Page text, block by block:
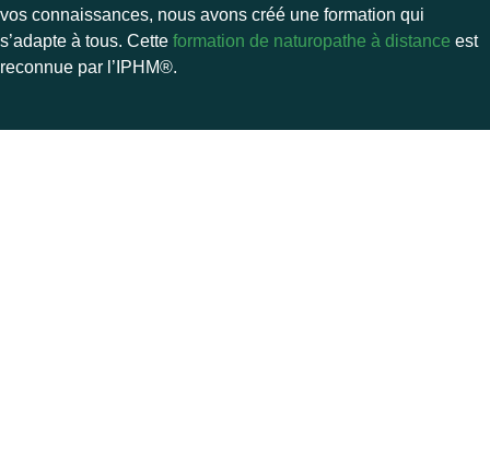
vos connaissances, nous avons créé une formation qui
s’adapte à tous. Cette formation de naturopathe à distance est
reconnue par l’ IPHM®.